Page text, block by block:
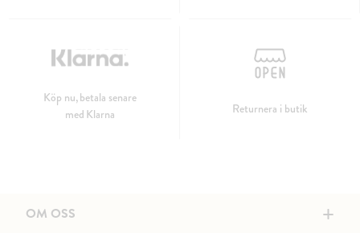
Köp nu, betala senare
med Klarna
Returnera i butik
OM OSS +